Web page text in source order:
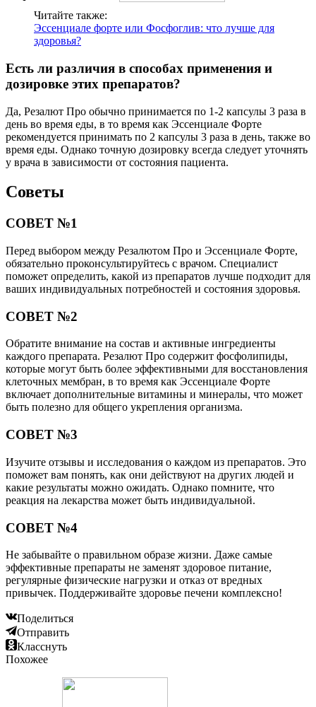
Читайте также:
Эссенциале форте или Фосфоглив: что лучше для
здоровья?
Есть ли различия в способах применения и
дозировке этих препаратов?
Да, Резалют Про обычно принимается по 1-2 капсулы 3 раза в
день во время еды, в то время как Эссенциале Форте
рекомендуется принимать по 2 капсулы 3 раза в день, также во
время еды. Однако точную дозировку всегда следует уточнять
у врача в зависимости от состояния пациента.
Советы
СОВЕТ №1
Перед выбором между Резалютом Про и Эссенциале Форте,
обязательно проконсультируйтесь с врачом. Специалист
поможет определить, какой из препаратов лучше подходит для
ваших индивидуальных потребностей и состояния здоровья.
СОВЕТ №2
Обратите внимание на состав и активные ингредиенты
каждого препарата. Резалют Про содержит фосфолипиды,
которые могут быть более эффективными для восстановления
клеточных мембран, в то время как Эссенциале Форте
включает дополнительные витамины и минералы, что может
быть полезно для общего укрепления организма.
СОВЕТ №3
Изучите отзывы и исследования о каждом из препаратов. Это
поможет вам понять, как они действуют на других людей и
какие результаты можно ожидать. Однако помните, что
реакция на лекарства может быть индивидуальной.
СОВЕТ №4
Не забывайте о правильном образе жизни. Даже самые
эффективные препараты не заменят здоровое питание,
регулярные физические нагрузки и отказ от вредных
привычек. Поддерживайте здоровье печени комплексно!
Поделиться
Отправить
Класснуть
Похожее